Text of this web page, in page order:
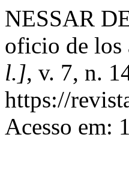
NESSAR
oficio de los
l.], v. 7, n.
https://
Acesso em: